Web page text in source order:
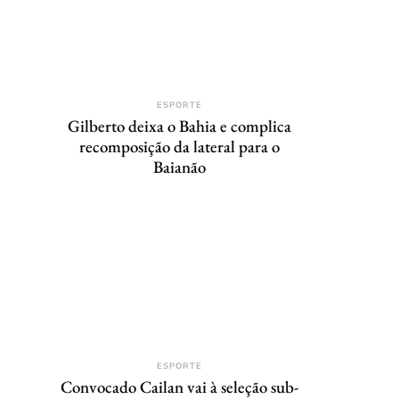
ESPORTE
Gilberto deixa o Bahia e complica
recomposição da lateral para o
Baianão
ESPORTE
Convocado Cailan vai à seleção sub-